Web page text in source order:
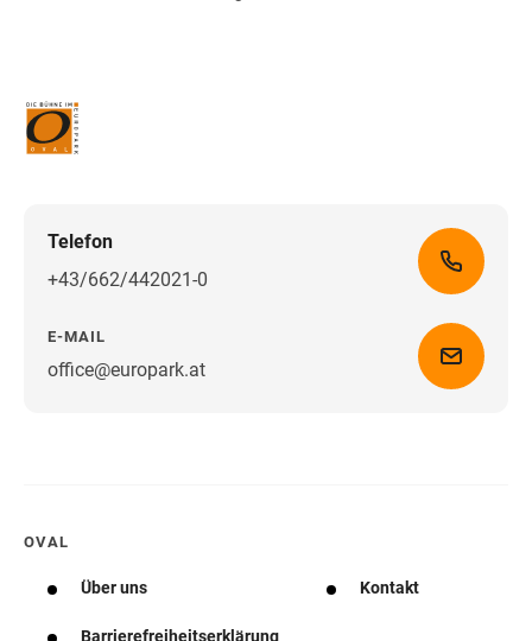
Telefon
+43/662/442021-0
E-MAIL
office@europark.atWegbeschreibung erhalten
OVAL
Über uns Kontakt
Barrierefreiheitserklärung